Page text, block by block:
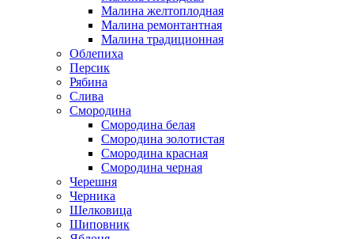
Малина желтоплодная
Малина ремонтантная
Малина традиционная
Облепиха
Персик
Рябина
Слива
Смородина
Смородина белая
Смородина золотистая
Смородина красная
Смородина черная
Черешня
Черника
Шелковица
Шиповник